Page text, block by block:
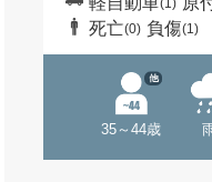
(1)
死亡(0) 負傷(1)
35～44歳
他